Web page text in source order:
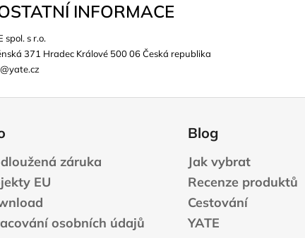
INFORMACE
spol. s r.o.
371 Hradec Králové 500 06 Česká republika
záruka
EU
osobních údajů
Blog
Jak vybrat
Recenze produktů
Cestování
YATE